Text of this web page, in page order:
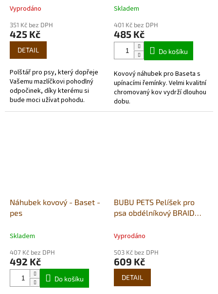
Vyprodáno
351 Kč bez DPH
425 Kč
DETAIL
Polštář pro psy, který dopřeje
Vašemu mazlíčkovi pohodlný
odpočinek, díky kterému si
bude moci užívat pohodu.
Skladem
401 Kč bez DPH
485 Kč
Do košíku
Kovový náhubek pro Baseta s
upínacími řemínky. Velmi kvalitní
chromovaný kov vydrží dlouhou
dobu.
Náhubek kovový - Baset -
pes
Skladem
407 Kč bez DPH
492 Kč
Do košíku
BUBU PETS Pelíšek pro
psa obdélníkový BRAID
Vyprodáno
503 Kč bez DPH
609 Kč
DETAIL